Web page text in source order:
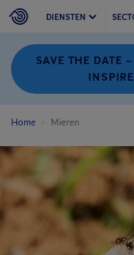
DIENSTEN
SAVE THE DATE
Home Mieren